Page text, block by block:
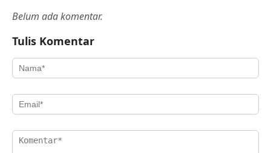
Belum ada komentar.
Tulis Komentar